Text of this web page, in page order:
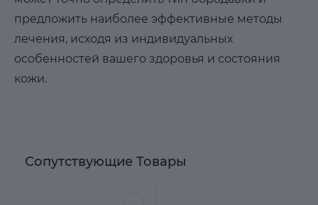
предложить наиболее эффективные методы
лечения, исходя из индивидуальных
особенностей вашего здоровья и состояния
кожи.
Сопутствующие Товары